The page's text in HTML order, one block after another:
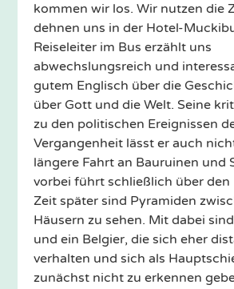
kommen wir los. Wir nutzen die
dehnen uns in der Hotel-
Reiseleiter im Bus erzählt uns
abwechslungsreich und
gutem Englisch über die
über Gott und die Welt. Seine
zu den politischen Ereignissen
Vergangenheit lässt er auch
längere Fahrt an Bauruinen und
vorbei führt schließlich über den
Zeit später sind Pyramiden
Häusern zu sehen. Mit dabei
und ein Belgier, die sich eher
verhalten und sich als
zunächst nicht zu erkennen